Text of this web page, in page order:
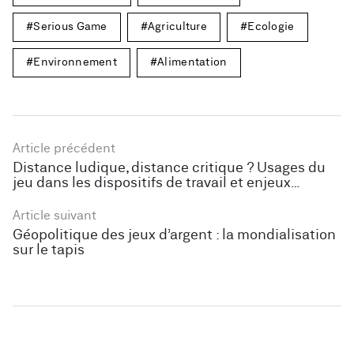
Serious Game Agriculture Ecologie
Environnement Alimentation
Article précédent
Distance ludique, distance critique ? Usages du
jeu dans les dispositifs de travail et enjeux
Article suivant
Géopolitique des jeux d’argent : la mondialisation
sur le tapis